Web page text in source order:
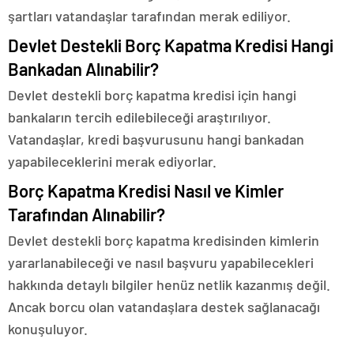
şartları vatandaşlar tarafından merak ediliyor.
Devlet Destekli Borç Kapatma Kredisi Hangi
Bankadan Alınabilir?
Devlet destekli borç kapatma kredisi için hangi
bankaların tercih edilebileceği araştırılıyor.
Vatandaşlar, kredi başvurusunu hangi bankadan
yapabileceklerini merak ediyorlar.
Borç Kapatma Kredisi Nasıl ve Kimler
Tarafından Alınabilir?
Devlet destekli borç kapatma kredisinden kimlerin
yararlanabileceği ve nasıl başvuru yapabilecekleri
hakkında detaylı bilgiler henüz netlik kazanmış değil.
Ancak borcu olan vatandaşlara destek sağlanacağı
konuşuluyor.